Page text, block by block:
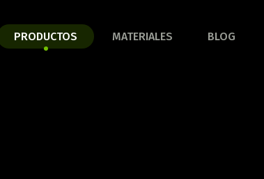
PRODUCTOS MATERIALES BLOG
LÍNEA BAÑO
Conoce la línea completa!